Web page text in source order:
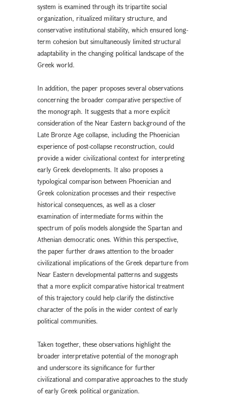
system is examined through its tripartite social
organization, ritualized military structure, and
conservative institutional stability, which ensured long-
term cohesion but simultaneously limited structural
adaptability in the changing political landscape of the
Greek world.
In addition, the paper proposes several observations
concerning the broader comparative perspective of
the monograph. It suggests that a more explicit
consideration of the Near Eastern background of the
Late Bronze Age collapse, including the Phoenician
experience of post-collapse reconstruction, could
provide a wider civilizational context for interpreting
early Greek developments. It also proposes a
typological comparison between Phoenician and
Greek colonization processes and their respective
historical consequences, as well as a closer
examination of intermediate forms within the
spectrum of polis models alongside the Spartan and
Athenian democratic ones. Within this perspective,
the paper further draws attention to the broader
civilizational implications of the Greek departure from
Near Eastern developmental patterns and suggests
that a more explicit comparative historical treatment
of this trajectory could help clarify the distinctive
character of the polis in the wider context of early
political communities.
Taken together, these observations highlight the
broader interpretative potential of the monograph
and underscore its significance for further
civilizational and comparative approaches to the study
of early Greek political organization.